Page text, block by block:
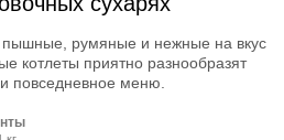
румяные и нежные на вкус
котлеты приятно разнообразят
повседневное меню.